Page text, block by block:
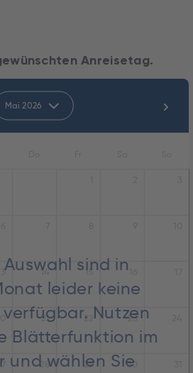
Anreisetag.
Mai 2026
Auswahl sind in
leider keine
Nutzen
Blätterfunktion im
und wählen Sie
13 14 15
21 22 23
28 29 30